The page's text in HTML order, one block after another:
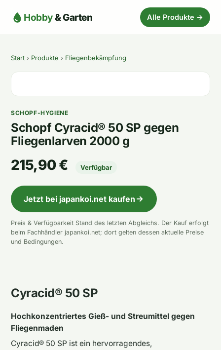
Hobby& Garten Alle Produkte →
Start › Produkte › Fliegenbekämpfung
SCHOPF-HYGIENE
Schopf Cyracid® 50 SP gegen
Fliegenlarven 2000 g
215,90 € Verfügbar
Jetzt bei japankoi.net kaufen
Preis & Verfügbarkeit Stand des letzten Abgleichs. Der Kauf erfolgt
beim Fachhändler japankoi.net; dort gelten dessen aktuelle Preise
und Bedingungen.
Cyracid® 50 SP
Hochkonzentriertes Gieß- und Streumittel gegen
Fliegenmaden
Cyracid® 50 SP ist ein hervorragendes,